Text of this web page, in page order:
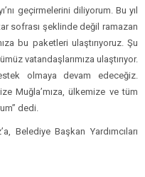
geçirmelerini diliyorum. Bu yıl
sofrası şeklinde değil ramazan
bu paketleri ulaştırıyoruz. Şu
vatandaşlarımıza ulaştırıyor.
olmaya devam edeceğiz.
Muğla’mıza, ülkemize ve tüm
dedi.
Belediye Başkan Yardımcıları